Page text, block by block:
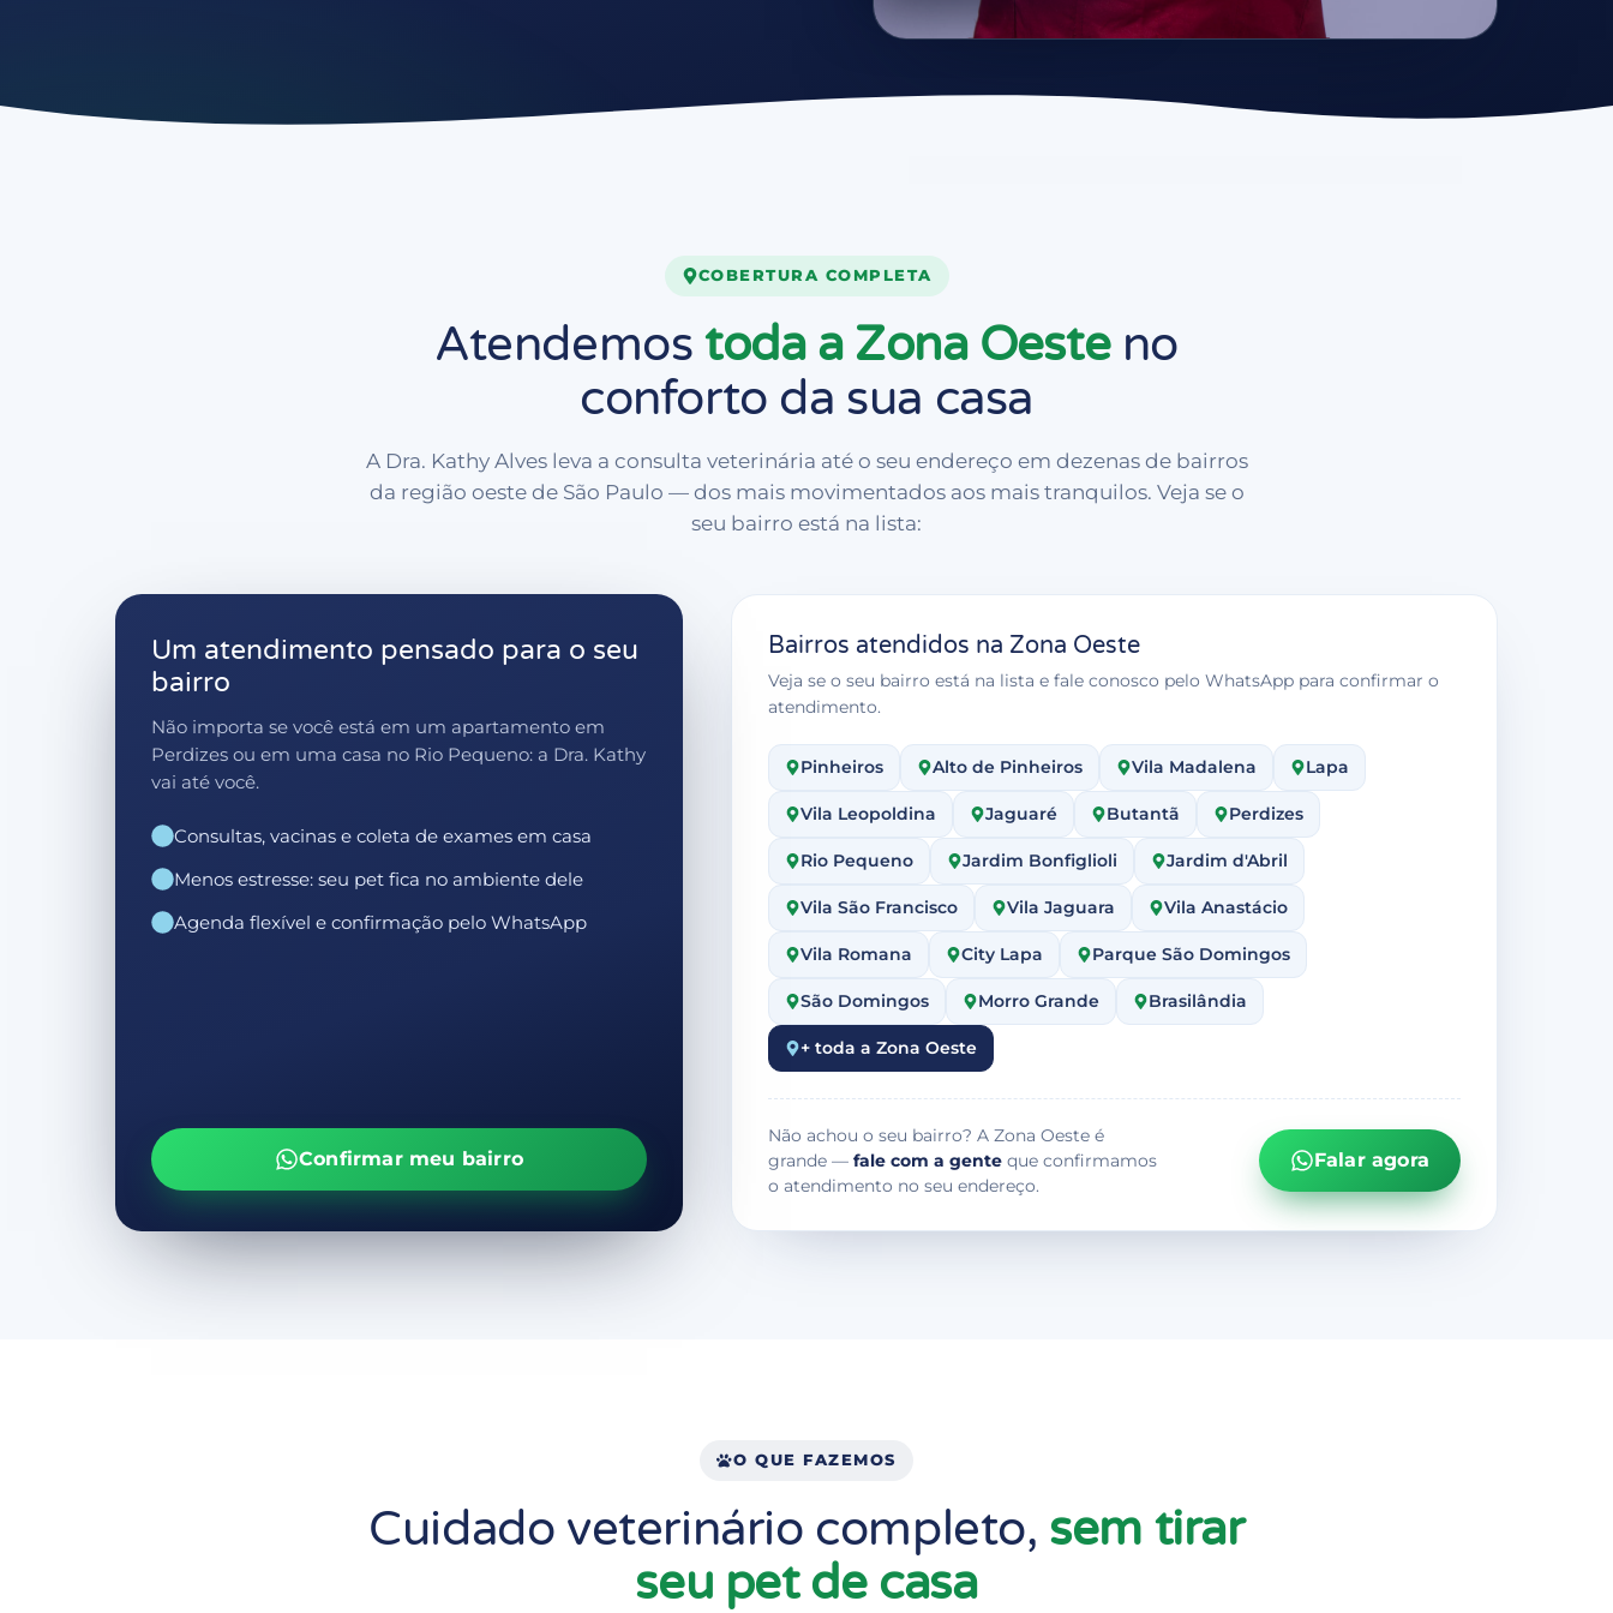
COBERTURA COMPLETA
Atendemos toda a Zona Oesteno
conforto da sua casa
A Dra. Kathy Alvesleva a consulta veterinária até o seu endereço em dezenas de bairros
da região oeste de São Paulo — dos mais movimentados aos mais tranquilos. Veja se o
seu bairro está na lista:
Um atendimento pensado para o seu
bairro
Não importa se você está em um apartamento em
Perdizes ou em uma casa no Rio Pequeno: a Dra. Kathy
vai até você.
Consultas, vacinas e coleta de exames em casa
Menos estresse: seu pet fica no ambiente dele
Agenda flexível e confirmação pelo WhatsApp
Confirmar meu bairro
Bairros atendidos na Zona Oeste
Veja se o seu bairro está na lista e fale conosco pelo WhatsApp para confirmar o
atendimento.
Pinheiros Alto de Pinheiros Vila Madalena Lapa
Vila Leopoldina Jaguaré Butantã Perdizes
Rio Pequeno Jardim Bonfiglioli Jardim d'Abril
Vila São Francisco Vila Jaguara Vila Anastácio
Vila Romana City Lapa Parque São Domingos
São Domingos Morro Grande Brasilândia
+ toda a Zona Oeste
Não achou o seu bairro? A Zona Oeste é
grande —fale com a gente que confirmamos
o atendimento no seu endereço.
Falar agora
O QUE FAZEMOS
Cuidado veterinário completo, sem tirar
seu pet de casa